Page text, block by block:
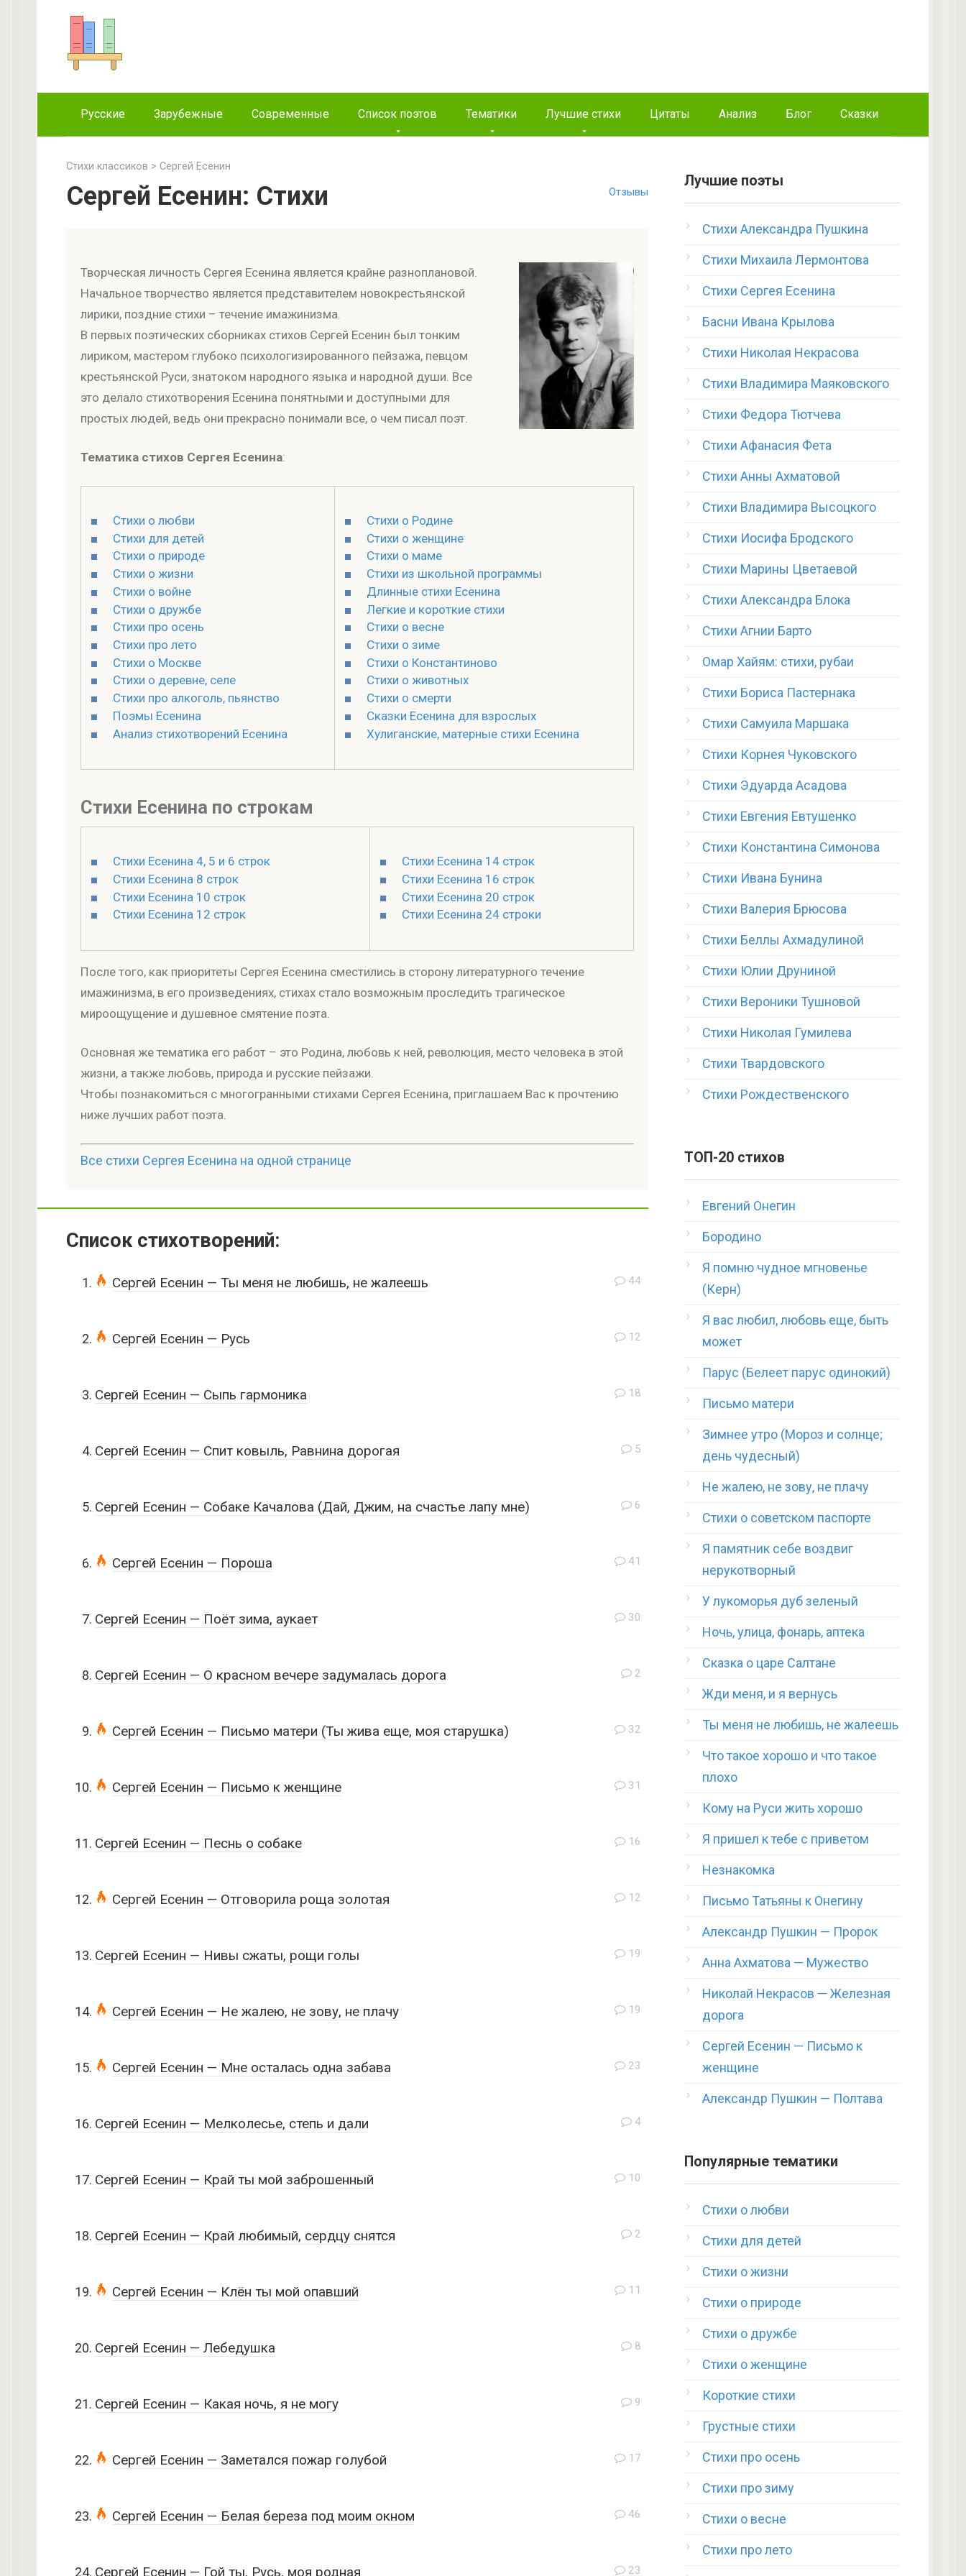
Русские Зарубежные Современные Список поэтов Тематики Лучшие стихи Цитаты Анализ Блог Сказки
Стихи классиков > Сергей Есенин
Отзывы
Сергей Есенин: Стихи
Творческая личность Сергея Есенина является крайне разноплановой.
Начальное творчество является представителем новокрестьянской
лирики, поздние стихи – течение имажинизма.
В первых поэтических сборниках стихов Сергей Есенин был тонким
лириком, мастером глубоко психологизированного пейзажа, певцом
крестьянской Руси, знатоком народного языка и народной души. Все
это делало стихотворения Есенина понятными и доступными для
простых людей, ведь они прекрасно понимали все, о чем писал поэт.
Тематика стихов Сергея Есенина:
Стихи о любви
Стихи для детей
Стихи о природе
Стихи о жизни
Стихи о войне
Стихи о дружбе
Стихи про осень
Стихи про лето
Стихи о Москве
Стихи о деревне, селе
Стихи про алкоголь, пьянство
Поэмы Есенина
Анализ стихотворений Есенина
Стихи о Родине
Стихи о женщине
Стихи о маме
Стихи из школьной программы
Длинные стихи Есенина
Легкие и короткие стихи
Стихи о весне
Стихи о зиме
Стихи о Константиново
Стихи о животных
Стихи о смерти
Сказки Есенина для взрослых
Хулиганские, матерные стихи Есенина
Стихи Есенина по строкам
Стихи Есенина 4, 5 и 6 строк
Стихи Есенина 8 строк
Стихи Есенина 10 строк
Стихи Есенина 12 строк
Стихи Есенина 14 строк
Стихи Есенина 16 строк
Стихи Есенина 20 строк
Стихи Есенина 24 строки
После того, как приоритеты Сергея Есенина сместились в сторону литературного течение
имажинизма, в его произведениях, стихах стало возможным проследить трагическое
мироощущение и душевное смятение поэта.
Основная же тематика его работ – это Родина, любовь к ней, революция, место человека в этой
жизни, а также любовь, природа и русские пейзажи.
Чтобы познакомиться с многогранными стихами Сергея Есенина, приглашаем Вас к прочтению
ниже лучших работ поэта.
Все стихи Сергея Есенина на одной странице
Список стихотворений:
44
Сергей Есенин — Ты меня не любишь, не жалеешь
12
Сергей Есенин — Русь
18
Сергей Есенин — Сыпь гармоника
5
Сергей Есенин — Спит ковыль, Равнина дорогая
6
Сергей Есенин — Собаке Качалова (Дай, Джим, на счастье лапу мне)
41
Сергей Есенин — Пороша
30
Сергей Есенин — Поёт зима, аукает
2
Сергей Есенин — О красном вечере задумалась дорога
32
Сергей Есенин — Письмо матери (Ты жива еще, моя старушка)
31
Сергей Есенин — Письмо к женщине
16
Сергей Есенин — Песнь о собаке
12
Сергей Есенин — Отговорила роща золотая
19
Сергей Есенин — Нивы сжаты, рощи голы
19
Сергей Есенин — Не жалею, не зову, не плачу
23
Сергей Есенин — Мне осталась одна забава
4
Сергей Есенин — Мелколесье, степь и дали
10
Сергей Есенин — Край ты мой заброшенный
2
Сергей Есенин — Край любимый, сердцу снятся
11
Сергей Есенин — Клён ты мой опавший
8
Сергей Есенин — Лебедушка
9
Сергей Есенин — Какая ночь, я не могу
17
Сергей Есенин — Заметался пожар голубой
46
Сергей Есенин — Белая береза под моим окном
23
Сергей Есенин — Гой ты, Русь, моя родная
Лучшие поэты
Стихи Александра Пушкина
Стихи Михаила Лермонтова
Стихи Сергея Есенина
Басни Ивана Крылова
Стихи Николая Некрасова
Стихи Владимира Маяковского
Стихи Федора Тютчева
Стихи Афанасия Фета
Стихи Анны Ахматовой
Стихи Владимира Высоцкого
Стихи Иосифа Бродского
Стихи Марины Цветаевой
Стихи Александра Блока
Стихи Агнии Барто
Омар Хайям: стихи, рубаи
Стихи Бориса Пастернака
Стихи Самуила Маршака
Стихи Корнея Чуковского
Стихи Эдуарда Асадова
Стихи Евгения Евтушенко
Стихи Константина Симонова
Стихи Ивана Бунина
Стихи Валерия Брюсова
Стихи Беллы Ахмадулиной
Стихи Юлии Друниной
Стихи Вероники Тушновой
Стихи Николая Гумилева
Стихи Твардовского
Стихи Рождественского
ТОП-20 стихов
Евгений Онегин
Бородино
Я помню чудное мгновенье
(Керн)
Я вас любил, любовь еще, быть
может
Парус (Белеет парус одинокий)
Письмо матери
Зимнее утро (Мороз и солнце;
день чудесный)
Не жалею, не зову, не плачу
Стихи о советском паспорте
Я памятник себе воздвиг
нерукотворный
У лукоморья дуб зеленый
Ночь, улица, фонарь, аптека
Сказка о царе Салтане
Жди меня, и я вернусь
Ты меня не любишь, не жалеешь
Что такое хорошо и что такое
плохо
Кому на Руси жить хорошо
Я пришел к тебе с приветом
Незнакомка
Письмо Татьяны к Онегину
Александр Пушкин — Пророк
Анна Ахматова — Мужество
Николай Некрасов — Железная
дорога
Сергей Есенин — Письмо к
женщине
Александр Пушкин — Полтава
Популярные тематики
Стихи о любви
Стихи для детей
Стихи о жизни
Стихи о природе
Стихи о дружбе
Стихи о женщине
Короткие стихи
Грустные стихи
Стихи про осень
Стихи про зиму
Стихи о весне
Стихи про лето